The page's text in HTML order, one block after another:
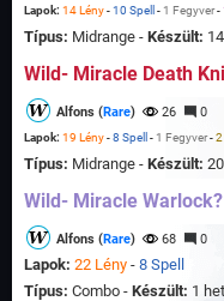
Lapok: 14 Lény-10 Spell - 1 Fegyver-
Típus: Midrange - Készült:
Wild- Miracle Death
Alfons (Rare) 26 0
Lapok: 19 Lény-8 Spell - 1 Fegyver-2
Típus: Midrange - Készült:
Wild- Miracle Warlock?
Alfons (Rare) 68 0
Lapok: 22 Lény - 8 Spell
Típus: Combo - Készült: 1